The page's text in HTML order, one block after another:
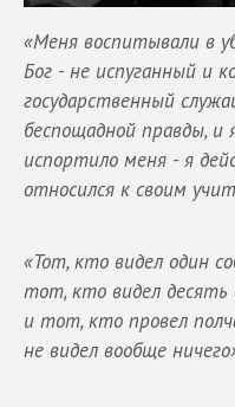
«Меня воспитывали в
Бог - не испуганный и
государственный
беспощадной правды, и
испортило меня - я
относился к своим
«Тот, кто видел один
тот, кто видел десять
и тот, кто провел
не видел вообще